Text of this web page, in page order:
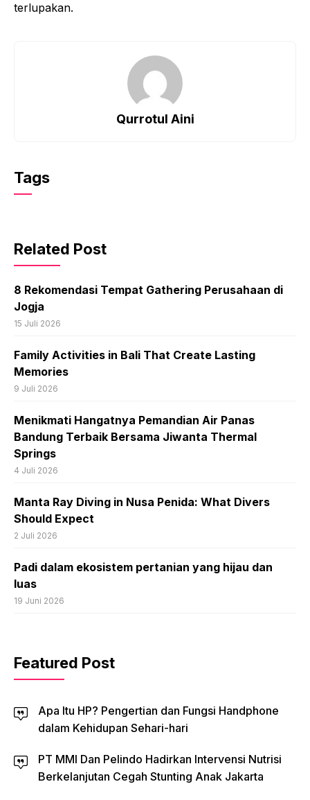
terlupakan.
Qurrotul Aini
Tags
Related Post
8 Rekomendasi Tempat Gathering Perusahaan di
Jogja
15 Juli 2026
Family Activities in Bali That Create Lasting
Memories
9 Juli 2026
Menikmati Hangatnya Pemandian Air Panas
Bandung Terbaik Bersama Jiwanta Thermal
Springs
4 Juli 2026
Manta Ray Diving in Nusa Penida: What Divers
Should Expect
2 Juli 2026
Padi dalam ekosistem pertanian yang hijau dan
luas
19 Juni 2026
Featured Post
Apa Itu HP? Pengertian dan Fungsi Handphone
dalam Kehidupan Sehari-hari
PT MMI Dan Pelindo Hadirkan Intervensi Nutrisi
Berkelanjutan Cegah Stunting Anak Jakarta